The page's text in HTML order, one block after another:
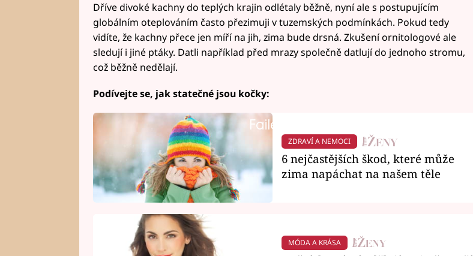
Dříve divoké kachny do teplých krajin odlétaly běžně, nyní ale s postupujícím
globálním oteplováním často přezimuji v tuzemských podmínkách. Pokud tedy
vidíte, že kachny přece jen míří na jih, zima bude drsná. Zkušení ornitologové ale
sledují i jiné ptáky. Datli například před mrazy společně datlují do jednoho stromu,
což běžně nedělají.
Podívejte se, jak statečné jsou kočky:
Failed to fetch
ZDRAVÍ A NEMOCI
6 nejčastějších škod, které může
zima napáchat na našem těle
MÓDA A KRÁSA